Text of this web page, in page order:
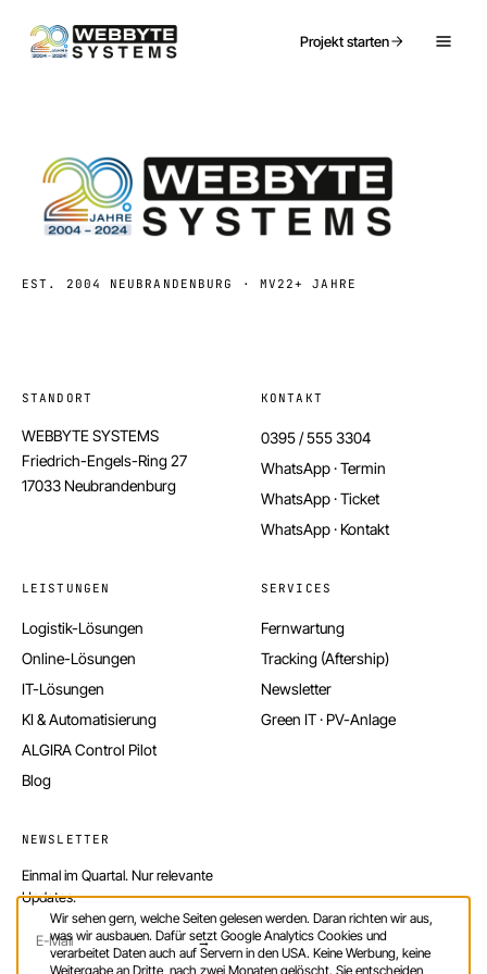
Projekt starten
EST. 2004 NEUBRANDENBURG · MV 22+ JAHRE
STANDORT
WEBBYTE SYSTEMS
Friedrich-Engels-Ring 27
17033 Neubrandenburg
KONTAKT
0395 / 555 3304
WhatsApp · Termin
WhatsApp · Ticket
WhatsApp · Kontakt
LEISTUNGEN
Logistik-Lösungen
Online-Lösungen
IT-Lösungen
KI & Automatisierung
ALGIRA Control Pilot
Blog
SERVICES
Fernwartung
Tracking (Aftership)
Newsletter
Green IT · PV-Anlage
NEWSLETTER
Einmal im Quartal. Nur relevante
Updates.
→
Wir sehen gern, welche Seiten gelesen werden. Daran richten wir aus,
was wir ausbauen. Dafür setzt Google Analytics Cookies und
verarbeitet Daten auch auf Servern in den USA. Keine Werbung, keine
Weitergabe an Dritte, nach zwei Monaten gelöscht. Sie entscheiden